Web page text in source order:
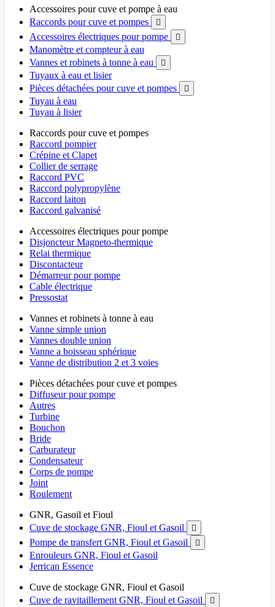
Accessoires pour cuve et pompe à eau
Raccords pour cuve et pompes

Accessoires électriques pour pompe 
Manomètre et compteur à eau
Vannes et robinets à tonne à eau

Tuyaux à eau et lisier
Pièces détachées pour cuve et pompes

Tuyau à eau
Tuyau à lisier
Raccords pour cuve et pompes
Raccord pompier
Crépine et Clapet
Collier de serrage
Raccord PVC
Raccord polypropylène
Raccord laiton
Raccord galvanisé
Accessoires électriques pour pompe
Disjoncteur Magneto-thermique
Relai thermique
Discontacteur
Démarreur pour pompe
Cable électrique
Pressostat
Vannes et robinets à tonne à eau
Vanne simple union
Vannes double union
Vanne a boisseau sphérique
Vanne de distribution 2 et 3 voies
Pièces détachées pour cuve et pompes
Diffuseur pour pompe
Autres
Turbine
Bouchon
Bride
Carburateur
Condensateur
Corps de pompe
Joint
Roulement
GNR, Gasoil et Fioul
Cuve de stockage GNR, Fioul et Gasoil

Pompe de transfert GNR, Fioul et Gasoil 
Enrouleurs GNR, Fioul et Gasoil
Jerrican Essence
Cuve de stockage GNR, Fioul et Gasoil
Cuve de ravitaillement GNR, Fioul et Gasoil
